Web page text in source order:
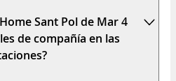
Sant Pol de Mar 4
de compañía en las